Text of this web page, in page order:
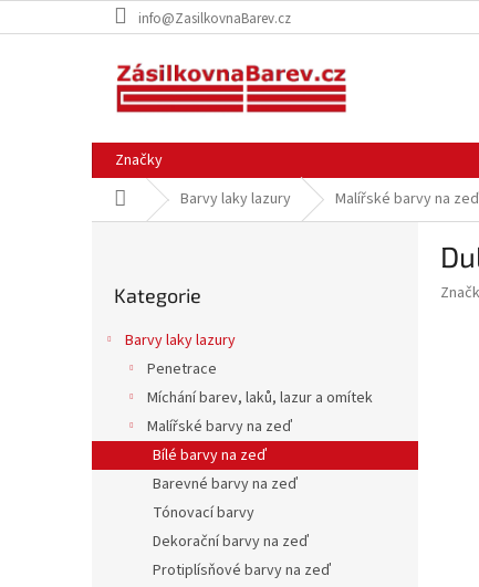
na
info@ZasilkovnaBarev.cz
Značky
Domů Barvy laky lazury Malířské barvy na zeď
a
kategorie
Kategorie
Barvy laky lazury
Penetrace
Míchání barev, laků, lazur a omítek
Malířské barvy na zeď
Bílé barvy na zeď
Barevné barvy na zeď
Tónovací barvy
Dekorační barvy na zeď
Protiplísňové barvy na zeď